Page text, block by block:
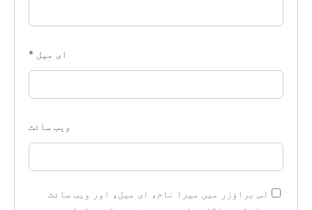
ای میل *
ویب‌ سائٹ
اس براؤزر میں میرا نام، ای میل، اور ویب سائٹ